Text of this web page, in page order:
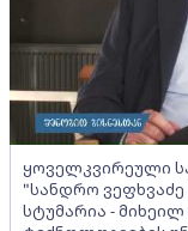
ყოველკვირეული
"სანდრო
სტუმარია -